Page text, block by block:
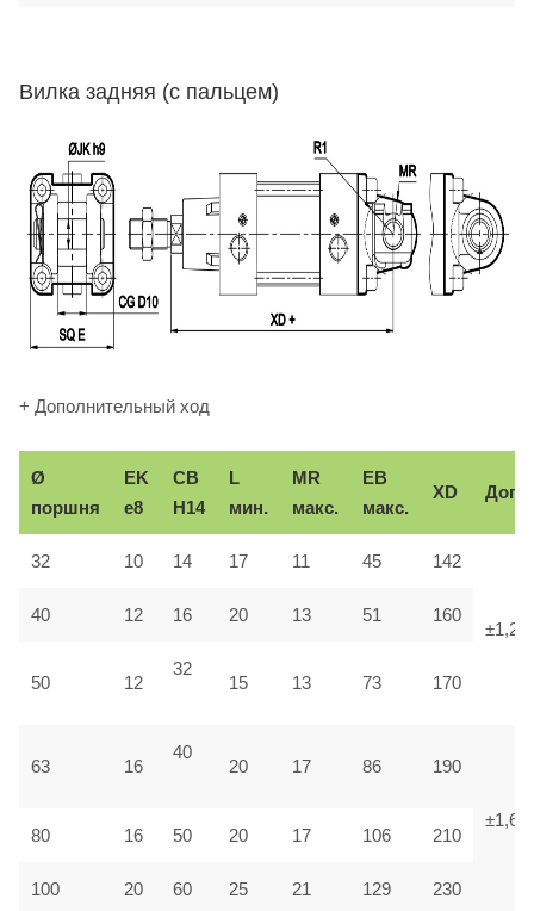
Вилка задняя (с пальцем)
+ Дополнительный ход
Ø
поршня
EK
e8
CB
H14
L
мин.
MR
макс.
EB
макс.
XD Доп.
32 10 14 17 11 45 142
±1,25
40 12 16 20 13 51 160
50 12
32
15 13 73 170
63 16
40
20 17 86 190
±1,6
80 16 50 20 17 106 210
100 20 60 25 21 129 230